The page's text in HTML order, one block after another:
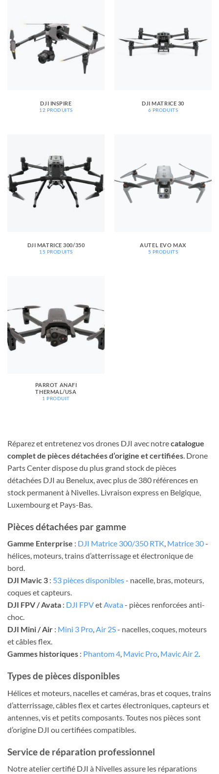
DJI INSPIRE
12 PRODUITS
DJI MATRICE 30
6 PRODUITS
DJI MATRICE 300/350
15 PRODUITS
AUTEL EVO MAX
5 PRODUITS
PARROT ANAFI
THERMAL/USA
1 PRODUIT
Réparez et entretenez vos drones DJI avec notrecatalogue
complet de pièces détachées d’origine et certifiées. Drone
Parts Center dispose du plus grand stock de pièces
détachées DJI au Benelux, avec plus de 380 références en
stock permanent à Nivelles. Livraison express en Belgique,
Luxembourg et Pays-Bas.
Pièces détachées par gamme
Gamme Enterprise : DJI Matrice 300/350 RTK, Matrice 30-
hélices, moteurs, trains d’atterrissage et électronique de
bord.
DJI Mavic 3 : 53 pièces disponibles- nacelle, bras, moteurs,
coques et capteurs.
DJI FPV / Avata : DJI FPVetAvata- pièces renforcées anti-
choc.
DJI Mini / Air : Mini 3 Pro,Air 2S- nacelles, coques, moteurs
et câbles flex.
Gammes historiques : Phantom 4, Mavic Pro, Mavic Air 2.
Types de pièces disponibles
Hélices et moteurs, nacelles et caméras, bras et coques, trains
d’atterrissage, câbles flex et cartes électroniques, capteurs et
antennes, vis et petits composants. Toutes nos pièces sont
d’origine DJI ou certifiées compatibles.
Service de réparation professionnel
Notre atelier certifié DJI à Nivelles assure les réparations